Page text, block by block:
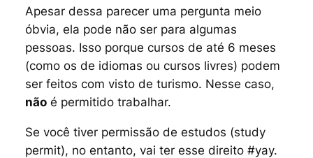
Apesar dessa parecer uma pergunta meio
óbvia, ela pode não ser para algumas
pessoas. Isso porque cursos de até 6 meses
(como os de idiomas ou cursos livres) podem
ser feitos com visto de turismo. Nesse caso,
nãoé permitido trabalhar.
Se você tiver permissão de estudos (study
permit), no entanto, vai ter esse direito #yay.